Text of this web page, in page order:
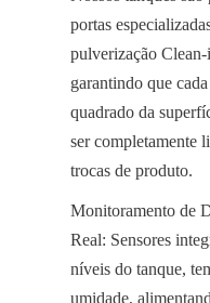
portas
pulverização
garantindo que
quadrado da
ser completamente
trocas de produto.
Monitoramento de
Real: Sensores
níveis do tanque,
umidade,